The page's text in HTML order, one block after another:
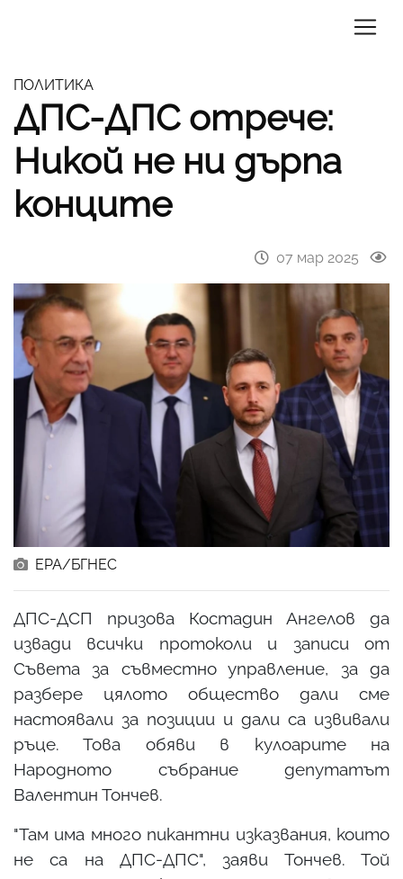
ПОЛИТИКА
ДПС-ДПС отрече:
Никой не ни дърпа
конците
07 мар 2025
ЕРА/БГНЕС
ДПС-ДСП призова Костадин Ангелов да
извади всички протоколи и записи от
Съвета за съвместно управление, за да
разбере цялото общество дали сме
настоявали за позиции и дали са извивали
ръце. Това обяви в кулоарите на
Народното събрание депутатът
Валентин Тончев.
"Там има много пикантни изказвания, които
не са на ДПС-ДПС", заяви Тончев. Той